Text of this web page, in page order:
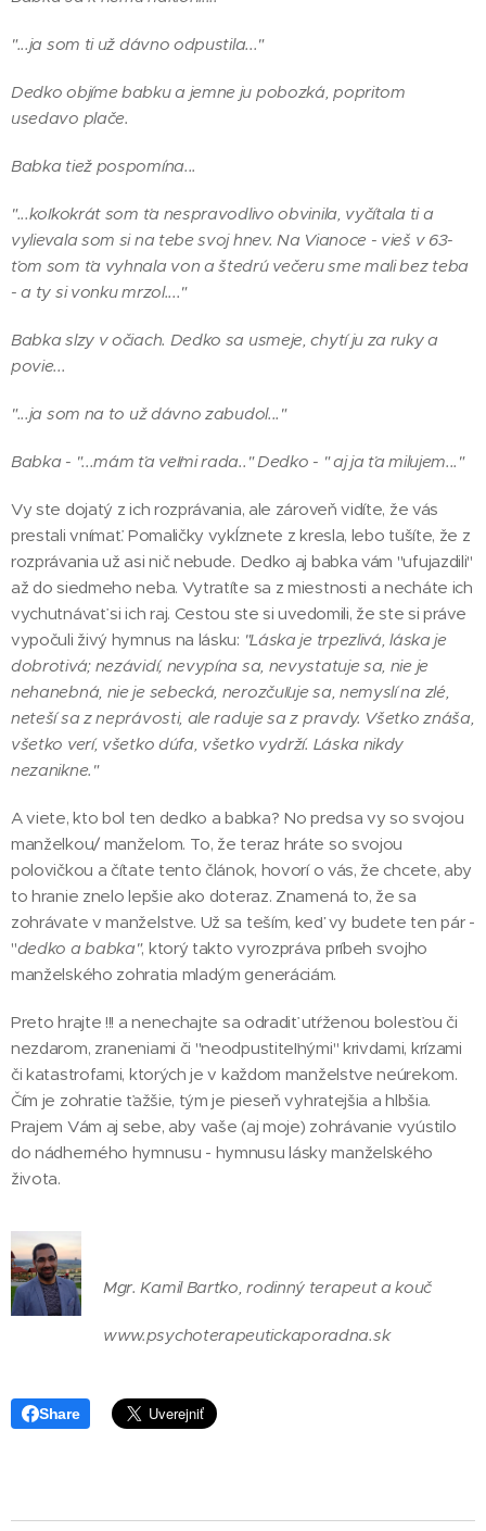
"...ja som ti už dávno odpustila..."
Dedko objíme babku a jemne ju pobozká, popritom
usedavo plače.
Babka tiež pospomína...
"...koľkokrát som ťa nespravodlivo obvinila, vyčítala ti a
vylievala som si na tebe svoj hnev. Na Vianoce - vieš v 63-
ťom som ťa vyhnala von a štedrú večeru sme mali bez teba
- a ty si vonku mrzol...."
Babka slzy v očiach. Dedko sa usmeje, chytí ju za ruky a
povie...
"...ja som na to už dávno zabudol..."
Babka - "...mám ťa veľmi rada.." Dedko - " aj ja ťa milujem..."
Vy ste dojatý z ich rozprávania, ale zároveň vidíte, že vás
prestali vnímať. Pomaličky vykĺznete z kresla, lebo tušíte, že z
rozprávania už asi nič nebude. Dedko aj babka vám "ufujazdili"
až do siedmeho neba. Vytratíte sa z miestnosti a necháte ich
vychutnávať si ich raj. Cestou ste si uvedomili, že ste si práve
vypočuli živý hymnus na lásku: "Láska je trpezlivá, láska je
dobrotivá; nezávidí, nevypína sa, nevystatuje sa, nie je
nehanebná, nie je sebecká, nerozčuľuje sa, nemyslí na zlé,
neteší sa z neprávosti, ale raduje sa z pravdy. Všetko znáša,
všetko verí, všetko dúfa, všetko vydrží. Láska nikdy
nezanikne."
A viete, kto bol ten dedko a babka? No predsa vy so svojou
manželkou/ manželom. To, že teraz hráte so svojou
polovičkou a čítate tento článok, hovorí o vás, že chcete, aby
to hranie znelo lepšie ako doteraz. Znamená to, že sa
zohrávate v manželstve. Už sa teším, keď vy budete ten pár -
"dedko a babka", ktorý takto vyrozpráva príbeh svojho
manželského zohratia mladým generáciám.
Preto hrajte !!! a nenechajte sa odradiť utŕženou bolesťou či
nezdarom, zraneniami či "neodpustiteľnými" krivdami, krízami
či katastrofami, ktorých je v každom manželstve neúrekom.
Čím je zohratie ťažšie, tým je pieseň vyhratejšia a hlbšia.
Prajem Vám aj sebe, aby vaše (aj moje) zohrávanie vyústilo
do nádherného hymnusu - hymnusu lásky manželského
života.
Mgr. Kamil Bartko, rodinný terapeut a kouč
www.psychoterapeutickaporadna.sk
Share